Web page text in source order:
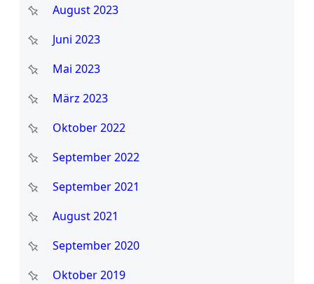
August 2023
Juni 2023
Mai 2023
März 2023
Oktober 2022
September 2022
September 2021
August 2021
September 2020
Oktober 2019